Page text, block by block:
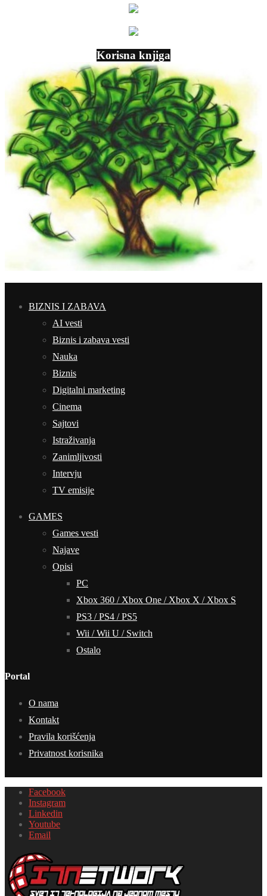
Korisna knjiga
BIZNIS I ZABAVA
AI vesti
Biznis i zabava vesti
Nauka
Biznis
Digitalni marketing
Cinema
Sajtovi
Istraživanja
Zanimljivosti
Intervju
TV emisije
GAMES
Games vesti
Najave
Opisi
PC
Xbox 360 / Xbox One / Xbox X / Xbox S
PS3 / PS4 / PS5
Wii / Wii U / Switch
Ostalo
Portal
O nama
Kontakt
Pravila korišćenja
Privatnost korisnika
Facebook
Instagram
Linkedin
Youtube
Email